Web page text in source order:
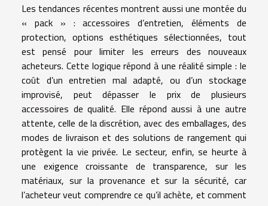
Les tendances récentes montrent aussi une montée du
« pack » : accessoires d’entretien, éléments de
protection, options esthétiques sélectionnées, tout
est pensé pour limiter les erreurs des nouveaux
acheteurs. Cette logique répond à une réalité simple : le
coût d’un entretien mal adapté, ou d’un stockage
improvisé, peut dépasser le prix de plusieurs
accessoires de qualité. Elle répond aussi à une autre
attente, celle de la discrétion, avec des emballages, des
modes de livraison et des solutions de rangement qui
protègent la vie privée. Le secteur, enfin, se heurte à
une exigence croissante de transparence, sur les
matériaux, sur la provenance et sur la sécurité, car
l’acheteur veut comprendre ce qu’il achète, et comment